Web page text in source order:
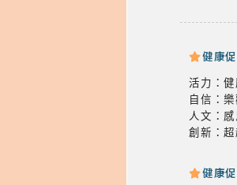
健康
活力：
自信：
人文：
創新：
健康